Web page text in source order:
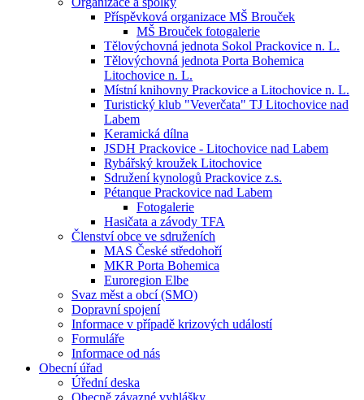
Příspěvková organizace MŠ Brouček
MŠ Brouček fotogalerie
Tělovýchovná jednota Sokol Prackovice n. L.
Tělovýchovná jednota Porta Bohemica
Litochovice n. L.
Místní knihovny Prackovice a Litochovice n. L.
Turistický klub "Veverčata" TJ Litochovice nad
Labem
Keramická dílna
JSDH Prackovice - Litochovice nad Labem
Rybářský kroužek Litochovice
Sdružení kynologů Prackovice z.s.
Pétanque Prackovice nad Labem
Fotogalerie
Hasičata a závody TFA
Členství obce ve sdruženích
MAS České středohoří
MKR Porta Bohemica
Euroregion Elbe
Svaz měst a obcí (SMO)
Dopravní spojení
Informace v případě krizových událostí
Formuláře
Informace od nás
Obecní úřad
Úřední deska
Obecně závazné vyhlášky